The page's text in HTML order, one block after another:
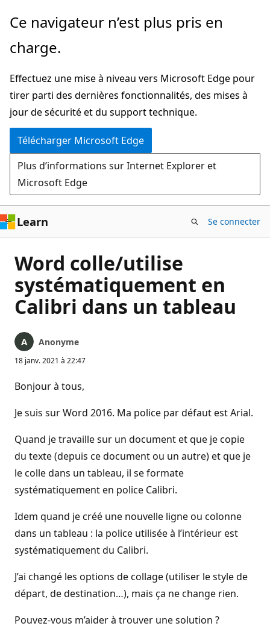
Passer
directement
au
principal
Ce navigateur n’est plus pris en
charge.
Effectuez une mise à niveau vers Microsoft Edge pour
tirer parti des dernières fonctionnalités, des mises à
jour de sécurité et du support technique.
Télécharger Microsoft Edge
Plus d’informations sur Internet Explorer et
Microsoft Edge
Learn Se connecter
Word colle/utilise
systématiquement en
Calibri dans un tableau
Anonyme
18 janv. 2021 à 22:47
Bonjour à tous,
Je suis sur Word 2016. Ma police par défaut est Arial.
Quand je travaille sur un document et que je copie
du texte (depuis ce document ou un autre) et que je
le colle dans un tableau, il se formate
systématiquement en police Calibri.
Idem quand je créé une nouvelle ligne ou colonne
dans un tableau : la police utilisée à l’intérieur est
systématiquement du Calibri.
J’ai changé les options de collage (utiliser le style de
départ, de destination…), mais ça ne change rien.
Pouvez-vous m’aider à trouver une solution ?